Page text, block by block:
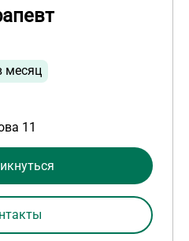
месяц
11